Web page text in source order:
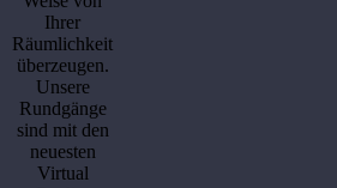
Ihrer
Räumlichkeit
überzeugen.
Unsere
Rundgänge
sind mit den
neuesten
Virtual